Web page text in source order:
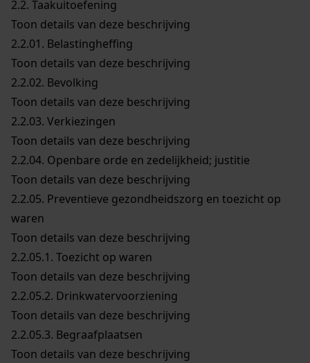
2.2. Taakuitoefening
Toon details van deze beschrijving
2.2.01. Belastingheffing
Toon details van deze beschrijving
2.2.02. Bevolking
Toon details van deze beschrijving
2.2.03. Verkiezingen
Toon details van deze beschrijving
2.2.04. Openbare orde en zedelijkheid; justitie
Toon details van deze beschrijving
2.2.05. Preventieve gezondheidszorg en toezicht op
waren
Toon details van deze beschrijving
2.2.05.1. Toezicht op waren
Toon details van deze beschrijving
2.2.05.2. Drinkwatervoorziening
Toon details van deze beschrijving
2.2.05.3. Begraafplaatsen
Toon details van deze beschrijving